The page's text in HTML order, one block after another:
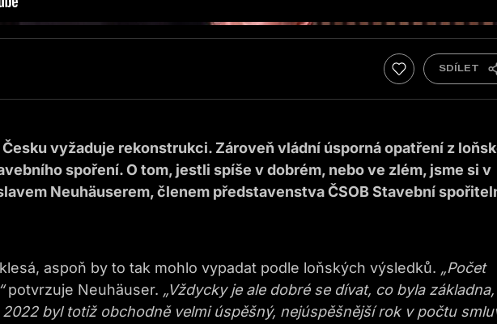
vyžaduje rekonstrukci. Zároveň vládní úsporná opatření z
spoření. O tom, jestli spíše v dobrém, nebo ve zlém, jsme si v
Neuhäuserem, členem představenstva ČSOB Stavební
aspoň by to tak mohlo vypadat podle loňských výsledků. „Počet
potvrzuje Neuhäuser. „Vždycky je ale dobré se dívat, co byla
2022 byl totiž obchodně velmi úspěšný, nejúspěšnější rok v počtu